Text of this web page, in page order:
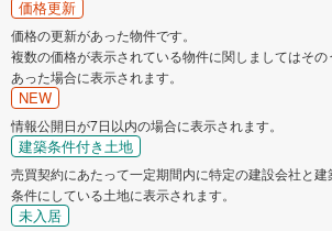
価格更新
価格の更新があった物件です。
複数の価格が表示されている物件に関しましてはそ
あった場合に表示されます。
NEW
情報公開日が7日以内の場合に表示されます。
建築条件付き土地
売買契約にあたって一定期間内に特定の建設会社と
条件にしている土地に表示されます。
未入居